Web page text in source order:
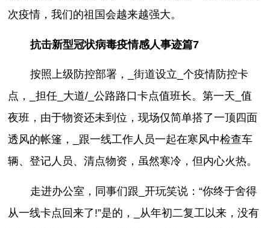
次疫情，我们的祖国会越来越强大。
抗击新型冠状病毒疫情感人事迹篇7
按照上级防控部署，_街道设立_个疫情防控卡
点，_担任_大道/_公路路口卡点值班长。第一天_值
夜班，由于物资还未到位，现场仅简单搭了一顶四面
透风的帐篷，_跟一线工作人员一起在寒风中检查车
辆、登记人员、清点物资，虽然寒冷，但内心火热。
走进办公室，同事们跟_开玩笑说：“你终于舍得
从一线卡点回来了!”是的，_从年初二复工以来，没有